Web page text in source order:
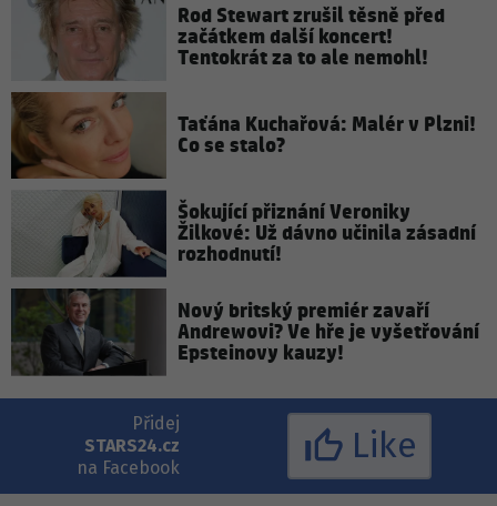
Rod Stewart zrušil těsně před
začátkem další koncert!
Tentokrát za to ale nemohl!
Taťána Kuchařová: Malér v Plzni!
Co se stalo?
Šokující přiznání Veroniky
Žilkové: Už dávno učinila zásadní
rozhodnutí!
Nový britský premiér zavaří
Andrewovi? Ve hře je vyšetřování
Epsteinovy kauzy!
Přidej
STARS24.cz
na Facebook
Like